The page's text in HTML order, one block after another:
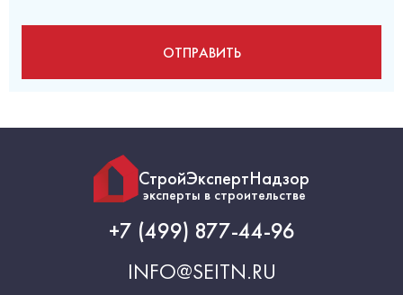
СтройЭкспертНадзор
эксперты в строительстве
+7 (499) 877-44-96
INFO@SEITN.RU